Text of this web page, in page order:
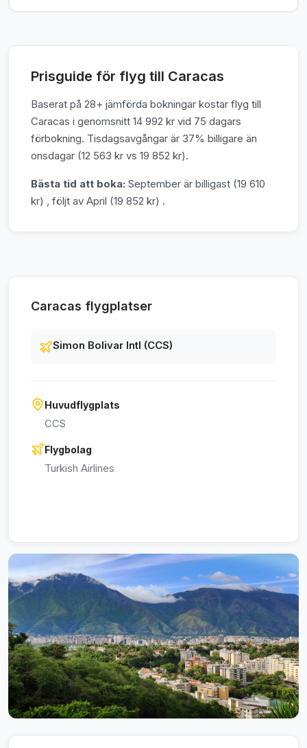
Prisguide för flyg till Caracas
Baserat på 28+ jämförda bokningar kostar flyg till
Caracas i genomsnitt 14 992 kr vid 75 dagars
förbokning. Tisdagsavgångar är 37% billigare än
onsdagar (12 563 kr vs 19 852 kr).
Bästa tid att boka: September är billigast (19 610
kr) , följt av April (19 852 kr) .
Caracas flygplatser
Simon Bolivar Intl (CCS)
Huvudflygplats
CCS
Flygbolag
Turkish Airlines